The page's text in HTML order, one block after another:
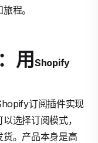
程。
用Shopify
订阅插件实现
选择订阅模式，
。产品本身是高